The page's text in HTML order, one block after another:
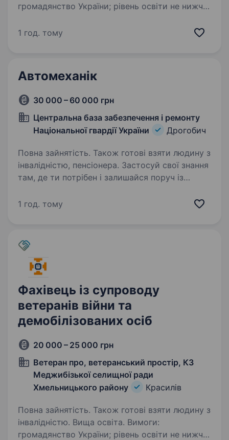
громадянство України; рівень освіти не нижче
Педагогіка», «Соціальні та поведінкові науки»,
1 год. тому
Автомеханік
30 000 – 60 000 грн
Центральна база забезпечення і ремонту
Національної гвардії України
Дрогобич
Повна зайнятість. Також готові взяти людину з
інвалідністю, пенсіонера. Застосуй свої знання
там, де ти потрібен і залишайся поруч із
забезпечення і ремонту Національної гвардії
1 год. тому
Фахівець із супроводу
ветеранів війни та
демобілізованих осіб
20 000 – 25 000 грн
Ветеран про, ветеранський простір, КЗ
Меджибізької селищної ради
Хмельницького району
Красилів
Повна зайнятість. Також готові взяти людину з
інвалідністю. Вища освіта. Вимоги:
громадянство України; рівень освіти не нижче